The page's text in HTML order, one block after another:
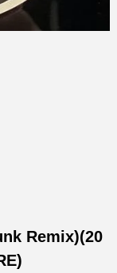
Remix)(20